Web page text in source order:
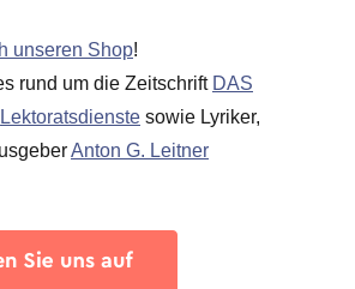
unseren Shop!
rund um die Zeitschrift DAS
Lektoratsdienste sowie Lyriker,
Anton G. Leitner